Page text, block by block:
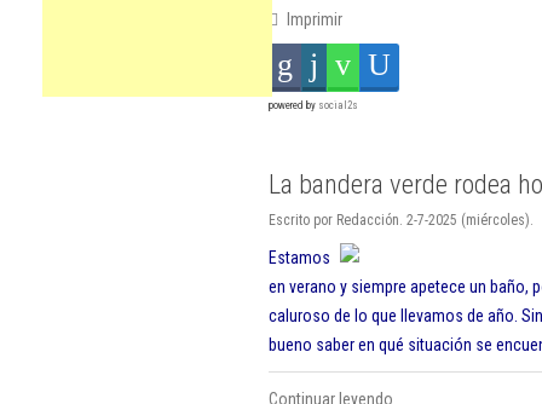
Imprimir
powered by social2s
La bandera verde rodea
Escrito por Redacción. 2-7-2025 (miércoles).
Estamos
en verano y siempre apetece un baño,
caluroso de lo que llevamos de año.
bueno saber en qué situación se
Continuar leyendo